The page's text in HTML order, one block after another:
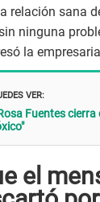
relación sana
ninguna
la
VER:
Fuentes
el